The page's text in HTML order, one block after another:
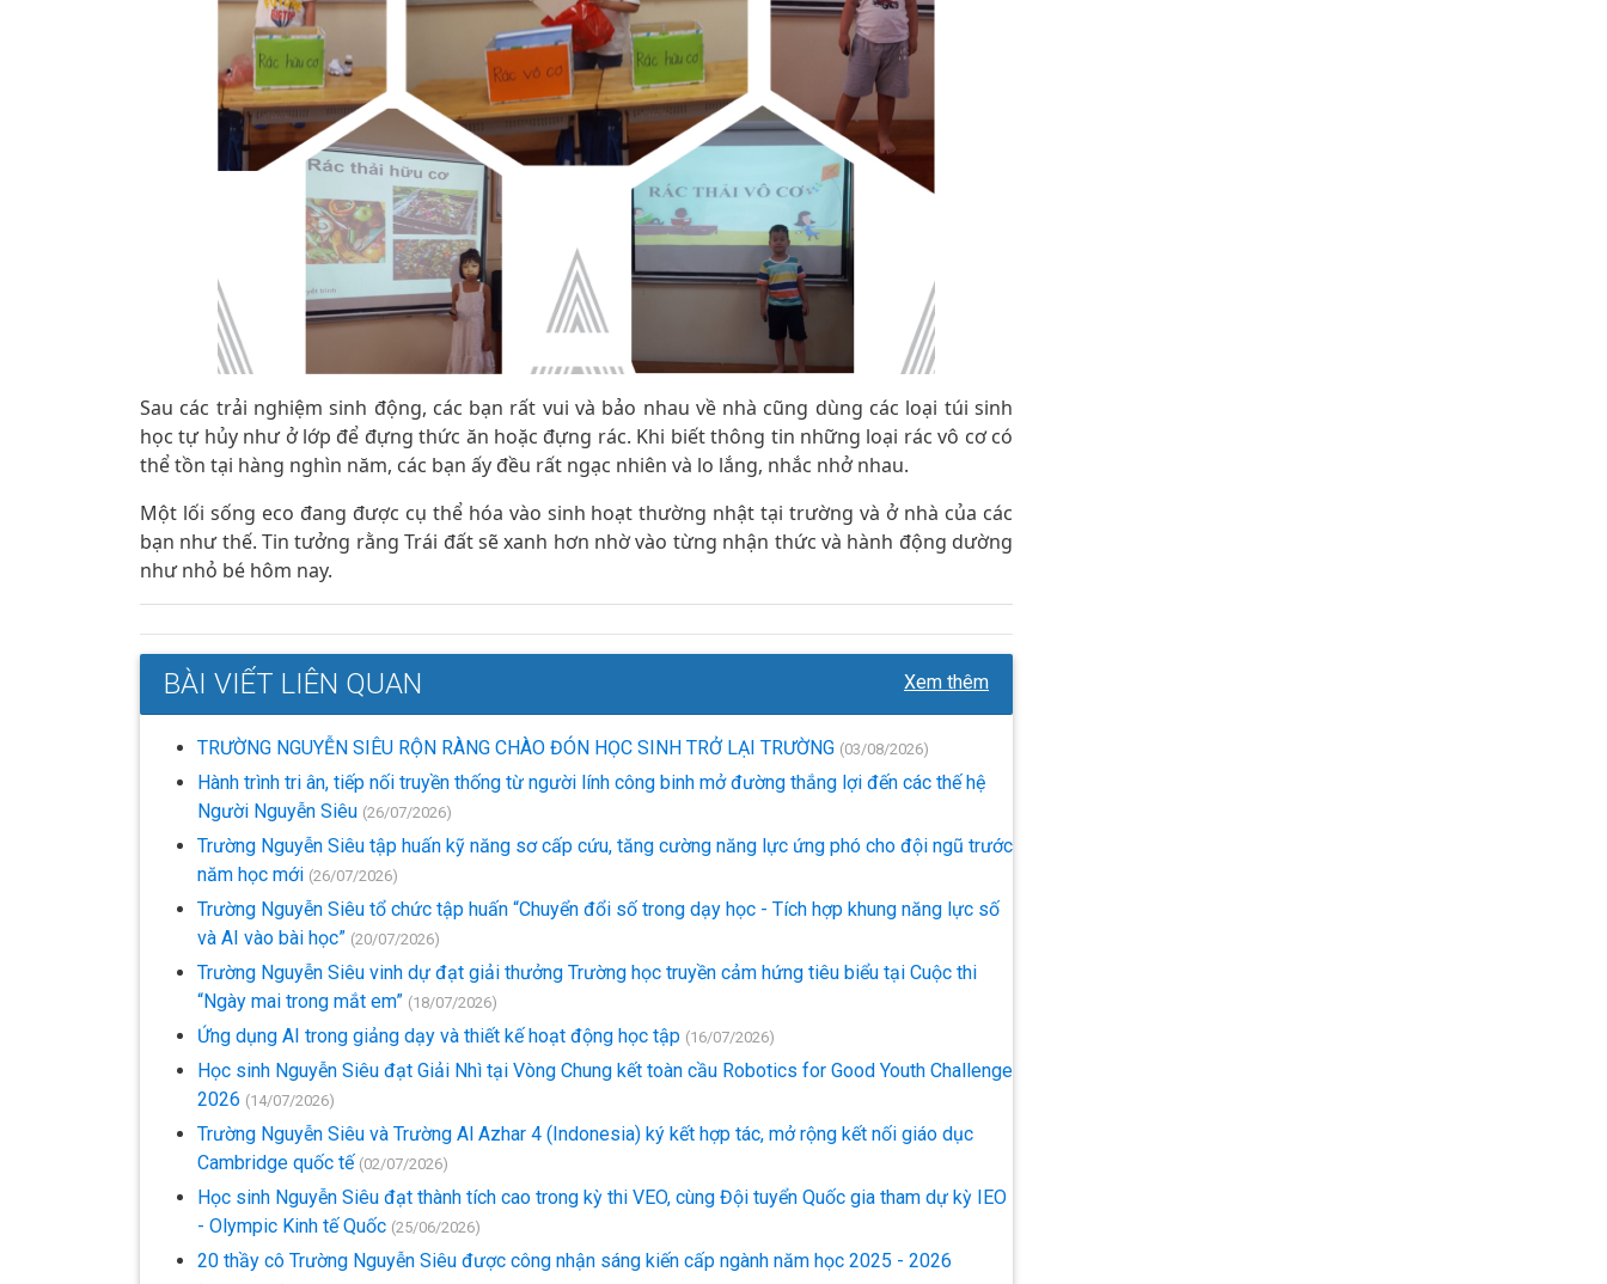
Sau các trải nghiệm sinh động, các bạn rất vui và bảo nhau về nhà cũng dùng các loại túi sinh
học tự hủy như ở lớp để đựng thức ăn hoặc đựng rác. Khi biết thông tin những loại rác vô cơ có
thể tồn tại hàng nghìn năm, các bạn ấy đều rất ngạc nhiên và lo lắng, nhắc nhở nhau.
Một lối sống eco đang được cụ thể hóa vào sinh hoạt thường nhật tại trường và ở nhà của các
bạn như thế. Tin tưởng rằng Trái đất sẽ xanh hơn nhờ vào từng nhận thức và hành động dường
như nhỏ bé hôm nay.
BÀI VIẾT LIÊN QUAN Xem thêm
TRƯỜNG NGUYỄN SIÊU RỘN RÀNG CHÀO ĐÓN HỌC SINH TRỞ LẠI TRƯỜNG (03/08/2026)
Hành trình tri ân, tiếp nối truyền thống từ người lính công binh mở đường thắng lợi đến các thế hệ
Người Nguyễn Siêu (26/07/2026)
Trường Nguyễn Siêu tập huấn kỹ năng sơ cấp cứu, tăng cường năng lực ứng phó cho đội ngũ trước
năm học mới (26/07/2026)
Trường Nguyễn Siêu tổ chức tập huấn “Chuyển đổi số trong dạy học - Tích hợp khung năng lực số
và AI vào bài học” (20/07/2026)
Trường Nguyễn Siêu vinh dự đạt giải thưởng Trường học truyền cảm hứng tiêu biểu tại Cuộc thi
“Ngày mai trong mắt em” (18/07/2026)
Ứng dụng AI trong giảng dạy và thiết kế hoạt động học tập (16/07/2026)
Học sinh Nguyễn Siêu đạt Giải Nhì tại Vòng Chung kết toàn cầu Robotics for Good Youth Challenge
2026 (14/07/2026)
Trường Nguyễn Siêu và Trường Al Azhar 4 (Indonesia) ký kết hợp tác, mở rộng kết nối giáo dục
Cambridge quốc tế (02/07/2026)
Học sinh Nguyễn Siêu đạt thành tích cao trong kỳ thi VEO, cùng Đội tuyển Quốc gia tham dự kỳ IEO
- Olympic Kinh tế Quốc (25/06/2026)
20 thầy cô Trường Nguyễn Siêu được công nhận sáng kiến cấp ngành năm học 2025 - 2026